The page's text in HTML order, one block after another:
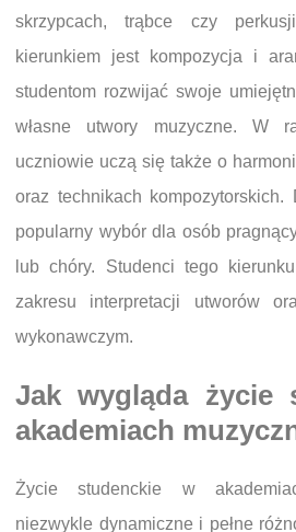
skrzypcach, trąbce czy
kierunkiem jest kompozycja i
studentom rozwijać swoje
własne utwory muzyczne. W
uczniowie uczą się także o
oraz technikach kompozytorskich.
popularny wybór dla osób
lub chóry. Studenci tego
zakresu interpretacji utworów
wykonawczym.
Jak wygląda życie
akademiach
Życie studenckie w
niezwykle dynamiczne i pełne